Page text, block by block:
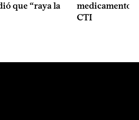
que “raya la
medicamentos
CTI